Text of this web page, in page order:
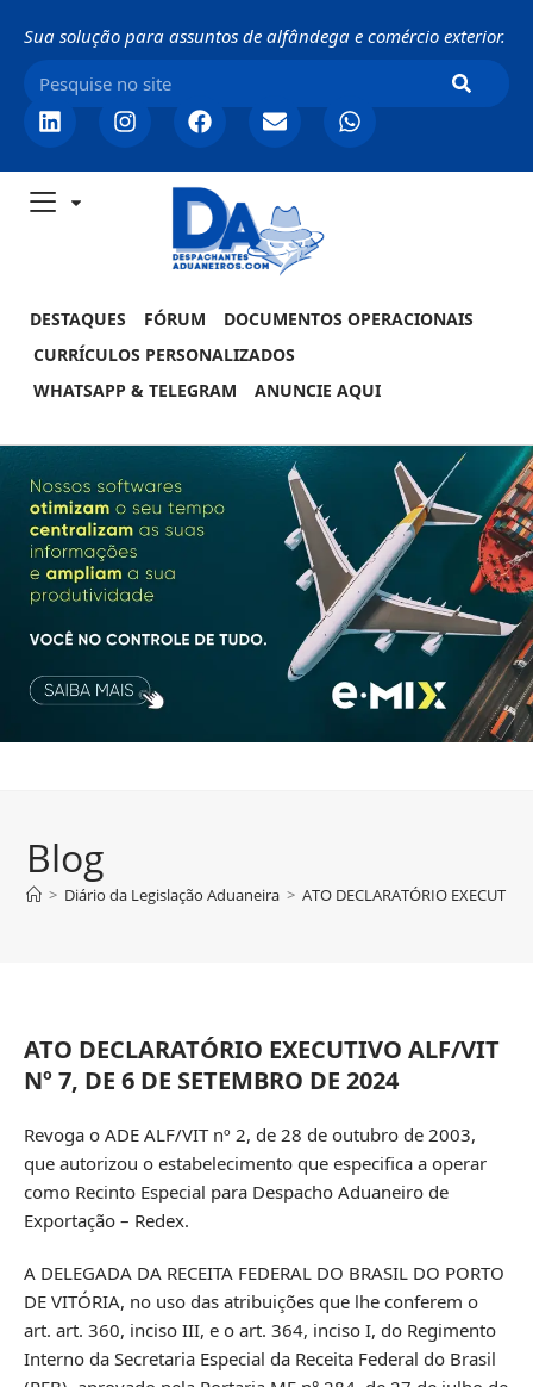
Sua solução para assuntos de alfândega e comércio exterior.
DESTAQUES FÓRUM
DOCUMENTOS OPERACIONAIS
CURRÍCULOS PERSONALIZADOS
WHATSAPP & TELEGRAM
ANUNCIE AQUI
Blog
> Diário da Legislação Aduaneira > ATO DECLARATÓRIO
ATO DECLARATÓRIO EXECUTIVO ALF/VIT
Nº 7, DE 6 DE SETEMBRO DE 2024
Revoga o ADE ALF/VIT nº 2, de 28 de outubro de 2003,
que autorizou o estabelecimento que especifica a operar
como Recinto Especial para Despacho Aduaneiro de
Exportação – Redex.
A DELEGADA DA RECEITA FEDERAL DO BRASIL DO PORTO
DE VITÓRIA, no uso das atribuições que lhe conferem o
art. art. 360, inciso III, e o art. 364, inciso I, do Regimento
Interno da Secretaria Especial da Receita Federal do Brasil